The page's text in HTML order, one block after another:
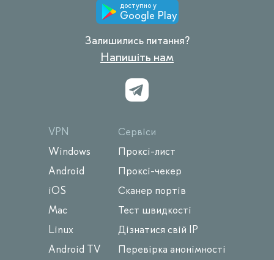
доступно у
Google Play
Залишились питання?
Напишіть нам
VPN
Windows
Android
iOS
Mac
Linux
Android TV
Сервіси
Проксі-лист
Проксі-чекер
Сканер портів
Тест швидкості
Дізнатися свій IP
Перевірка анонімності